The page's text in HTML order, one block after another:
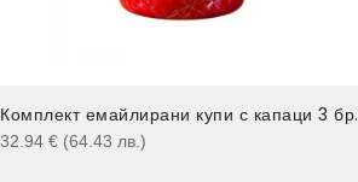
Комплект емайлирани купи с капаци 3 бр.
32.94 € (64.43 лв. )